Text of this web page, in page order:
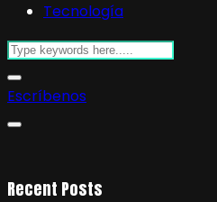
Tecnología
Escríbenos
Recent Posts